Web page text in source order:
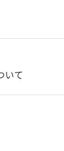
いて